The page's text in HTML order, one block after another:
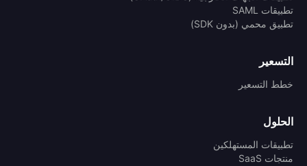
تطبيقات SAML
تطبيق محمي (بدون SDK)
التسعير
خطط التسعير
الحلول
تطبيقات المستهلكين
منتجات SaaS